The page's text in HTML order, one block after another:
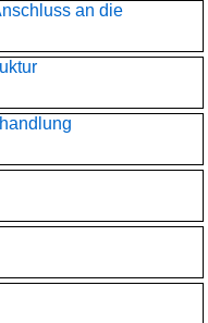
an die